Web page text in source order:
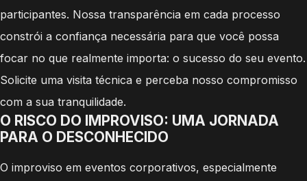
participantes. Nossa transparência em cada processo
constrói a confiança necessária para que você possa
focar no que realmente importa: o sucesso do seu evento.
Solicite uma visita técnica e perceba nosso compromisso
com a sua tranquilidade.
O RISCO DO IMPROVISO: UMA JORNADA
PARA O DESCONHECIDO
O improviso em eventos corporativos, especialmente